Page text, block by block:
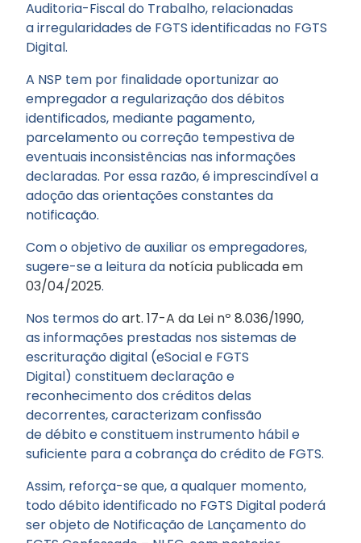
Auditoria-Fiscal do Trabalho, relacionadas
a irregularidades de FGTS identificadas no FGTS
Digital.
A NSP tem por finalidade oportunizar ao
empregador a regularização dos débitos
identificados, mediante pagamento,
parcelamento ou correção tempestiva de
eventuais inconsistências nas informações
declaradas. Por essa razão, é imprescindível a
adoção das orientações constantes da
notificação.
Com o objetivo de auxiliar os empregadores,
sugere-se a leitura da notícia publicada em
03/04/2025.
Nos termos doart. 17-A da Lei nº 8.036/1990,
as informações prestadas nos sistemas de
escrituração digital (eSocial e FGTS
Digital) constituem declaração e
reconhecimento dos créditos delas
decorrentes, caracterizam confissão
de débito e constituem instrumento hábil e
suficiente para a cobrança do crédito de FGTS.
Assim, reforça-se que, a qualquer momento,
todo débito identificado no FGTS Digital poderá
ser objeto de Notificação de Lançamento do